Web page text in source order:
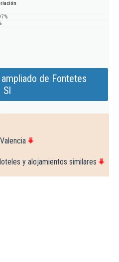
%
de Fontetes
Sl
y alojamientos similares